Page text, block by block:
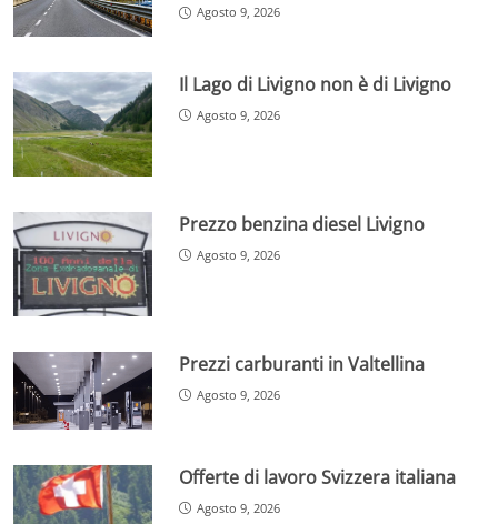
Agosto 9, 2026
Il Lago di Livigno non è di Livigno
Agosto 9, 2026
Prezzo benzina diesel Livigno
Agosto 9, 2026
Prezzi carburanti in Valtellina
Agosto 9, 2026
Offerte di lavoro Svizzera italiana
Agosto 9, 2026